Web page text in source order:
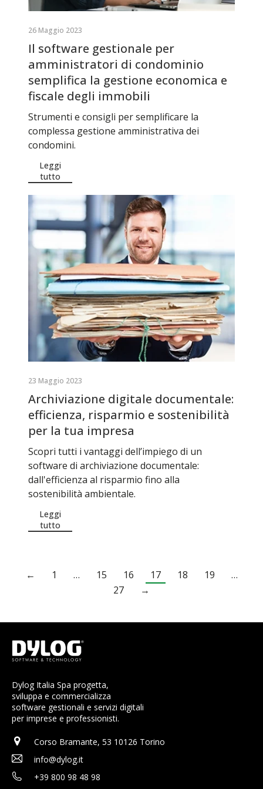
26 Maggio 2023
Il software gestionale per
amministratori di condominio
semplifica la gestione economica e
fiscale degli immobili
Strumenti e consigli per semplificare la
complessa gestione amministrativa dei
condomini.
Leggi
tutto
23 Maggio 2023
Archiviazione digitale documentale:
efficienza, risparmio e sostenibilità
per la tua impresa
Scopri tutti i vantaggi dell’impiego di un
software di archiviazione documentale:
dall'efficienza al risparmio fino alla
sostenibilità ambientale.
Leggi
tutto
← 1 … 15 16 17 18 19
…
27
→
Dylog Italia Spa progetta,
sviluppa e commercializza
software gestionali e servizi digitali
per imprese e professionisti.
Corso Bramante, 53 10126 Torino
info@dylog.it
+39 800 98 48 98